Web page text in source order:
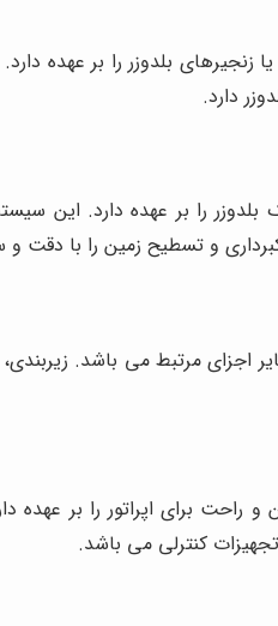
بلدوزر را بر عهده
دارد.
را بر عهده دارد. این
و تسطیح زمین را با دقت و
اجزای مرتبط می باشد.
راحت برای اپراتور را بر
کنترلی می باشد.